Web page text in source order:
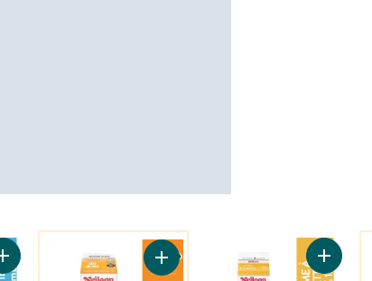
Ajouter Crème moitié-moitié 10% au panier
Vous Pourriez Aussi Aimer
Ajouter Crème Moitié et Moitié 10%
Ajouter